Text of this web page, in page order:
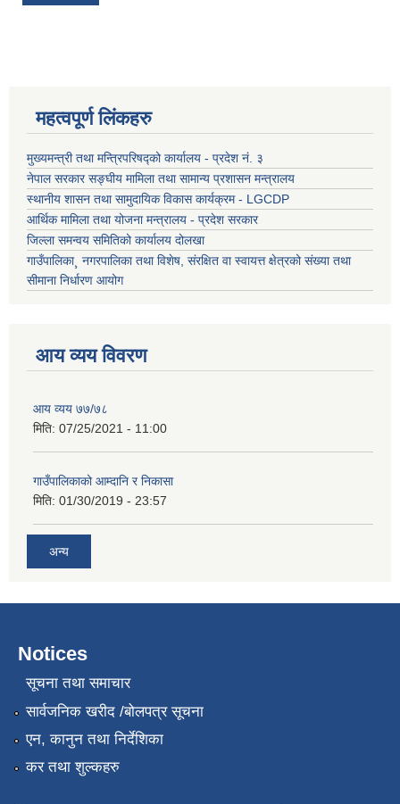
महत्वपूर्ण लिंकहरु
मुख्यमन्त्री तथा मन्त्रिपरिषद्को कार्यालय - प्रदेश नं. ३
नेपाल सरकार सङ्घीय मामिला तथा सामान्य प्रशासन मन्त्रालय
स्थानीय शासन तथा सामुदायिक विकास कार्यक्रम - LGCDP
आर्थिक मामिला तथा योजना मन्त्रालय - प्रदेश सरकार
जिल्ला समन्वय समितिको कार्यालय दोलखा
गाउँपालिका¸ नगरपालिका तथा विशेष, संरक्षित वा स्वायत्त क्षेत्रको संख्या तथा
सीमाना निर्धारण आयोग
आय व्यय विवरण
आय व्यय ७७/७८
मिति: 07/25/2021 - 11:00
गाउँपालिकाको आम्दानि र निकासा
मिति: 01/30/2019 - 23:57
अन्य
Notices
सूचना तथा समाचार
सार्वजनिक खरीद /बोलपत्र सूचना
एन, कानुन तथा निर्देशिका
कर तथा शुल्कहरु